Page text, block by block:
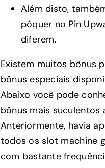
Além disto,
pôquer no Pin
diferem.
Existem muitos bônus
bônus especiais
Abaixo você pode
bônus mais suculentos
Anteriormente, havia
todos os slot machine
com bastante